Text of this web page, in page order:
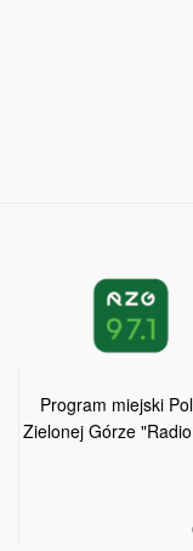
Program miejski
Zielonej Górze